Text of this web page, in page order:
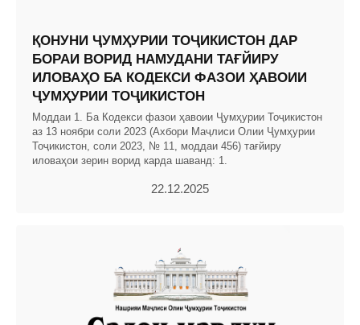
ҚОНУНИ ҶУМҲУРИИ ТОҶИКИСТОН ДАР
БОРАИ ВОРИД НАМУДАНИ ТАҒЙИРУ
ИЛОВАҲО БА КОДЕКСИ ФАЗОИ ҲАВОИИ
ҶУМҲУРИИ ТОҶИКИСТОН
Моддаи 1. Ба Кодекси фазои ҳавоии Ҷумҳурии Тоҷикистон
аз 13 ноябри соли 2023 (Ахбори Маҷлиси Олии Ҷумҳурии
Тоҷикистон, соли 2023, № 11, моддаи 456) тағйиру
иловаҳои зерин ворид карда шаванд: 1.
22.12.2025